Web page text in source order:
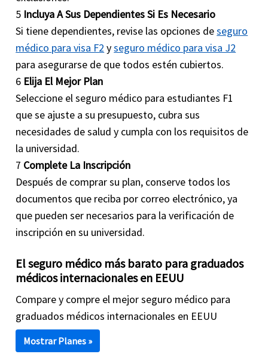
5 Incluya A Sus Dependientes Si Es Necesario
Si tiene dependientes, revise las opciones deseguro
médico para visa F2 yseguro médico para visa J2
para asegurarse de que todos estén cubiertos.
6 Elija El Mejor Plan
Seleccione el seguro médico para estudiantes F1
que se ajuste a su presupuesto, cubra sus
necesidades de salud y cumpla con los requisitos de
la universidad.
7 Complete La Inscripción
Después de comprar su plan, conserve todos los
documentos que reciba por correo electrónico, ya
que pueden ser necesarios para la verificación de
inscripción en su universidad.
El seguro médico más barato para graduados
médicos internacionales en EEUU
Compare y compre el mejor seguro médico para
graduados médicos internacionales en EEUU
Mostrar Planes »